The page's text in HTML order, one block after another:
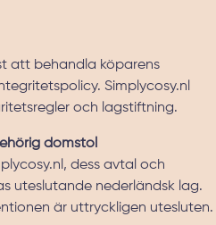
att behandla köparens
Simplycosy.nl
och lagstiftning.
domstol
dess avtal och
uteslutande nederländsk lag.
är uttryckligen utesluten.